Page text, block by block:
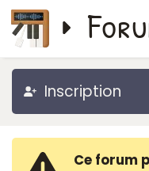
Inscription
Ce forum